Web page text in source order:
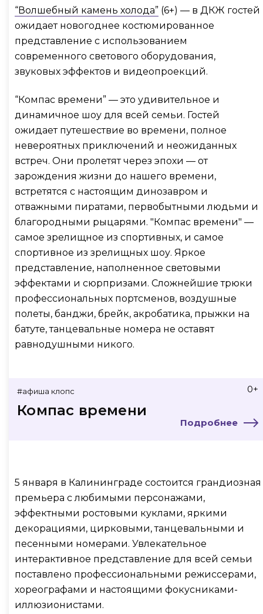
“Волшебный камень холода” (6+) — в ДКЖ гостей
ожидает новогоднее костюмированное
представление с использованием
современного светового оборудования,
звуковых эффектов и видеопроекций.
“Компас времени” — это удивительное и
динамичное шоу для всей семьи. Гостей
ожидает путешествие во времени, полное
невероятных приключений и неожиданных
встреч. Они пролетят через эпохи — от
зарождения жизни до нашего времени,
встретятся с настоящим динозавром и
отважными пиратами, первобытными людьми и
благородными рыцарями. "Компас времени" —
самое зрелищное из спортивных, и самое
спортивное из зрелищных шоу. Яркое
представление, наполненное световыми
эффектами и сюрпризами. Сложнейшие трюки
профессиональных портсменов, воздушные
полеты, банджи, брейк, акробатика, прыжки на
батуте, танцевальные номера не оставят
равнодушными никого.
0+
#афиша клопс
Подробнее
Компас времени
5 января в Калининграде состоится грандиозная
премьера с любимыми персонажами,
эффектными ростовыми куклами, яркими
декорациями, цирковыми, танцевальными и
песенными номерами. Увлекательное
интерактивное представление для всей семьи
поставлено профессиональными режиссерами,
хореографами и настоящими фокусниками-
иллюзионистами.